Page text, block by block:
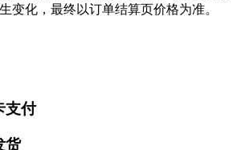
变化，最终以订单结算页价格为准。
支付
货